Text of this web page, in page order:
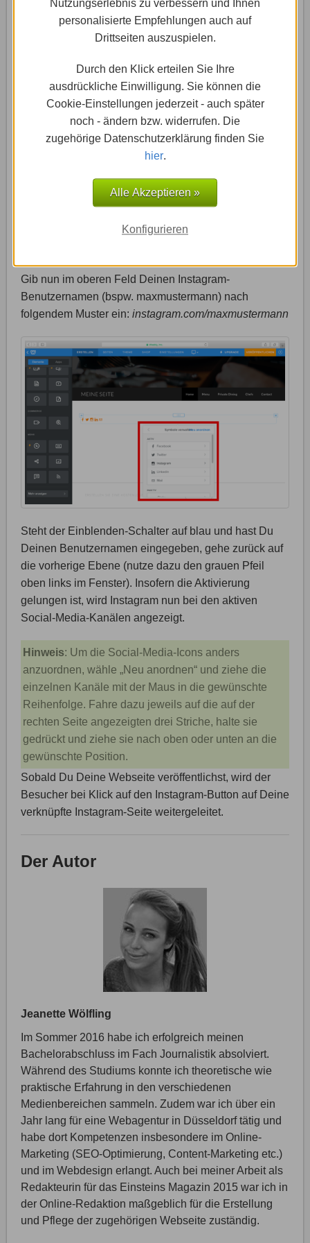
Nutzungserlebnis zu verbessern und Ihnen
personalisierte Empfehlungen auch auf
Drittseiten auszuspielen.
Durch den Klick erteilen Sie Ihre
ausdrückliche Einwilligung. Sie können die
Cookie-Einstellungen jederzeit - auch später
noch - ändern bzw. widerrufen. Die
zugehörige Datenschutzerklärung finden Sie
hier.
Alle Akzeptieren »
Konfigurieren
Die Aktivierung gelingt, indem Du bei „Einblenden“ auf
den dort angezeigten Schalter klickst – dieser sollte
daraufhin von der linken auf die rechte Seite springen
Gib nun im oberen Feld Deinen Instagram-
Benutzernamen (bspw. maxmustermann) nach
folgendem Muster ein: instagram.com/maxmustermann
Steht der Einblenden-Schalter auf blau und hast Du
Deinen Benutzernamen eingegeben, gehe zurück auf
die vorherige Ebene (nutze dazu den grauen Pfeil
oben links im Fenster). Insofern die Aktivierung
gelungen ist, wird Instagram nun bei den aktiven
Social-Media-Kanälen angezeigt.
Hinweis: Um die Social-Media-Icons anders
anzuordnen, wähle „Neu anordnen“ und ziehe die
einzelnen Kanäle mit der Maus in die gewünschte
Reihenfolge. Fahre dazu jeweils auf die auf der
rechten Seite angezeigten drei Striche, halte sie
gedrückt und ziehe sie nach oben oder unten an die
gewünschte Position.
Sobald Du Deine Webseite veröffentlichst, wird der
Besucher bei Klick auf den Instagram-Button auf Deine
verknüpfte Instagram-Seite weitergeleitet.
Der Autor
Jeanette Wölfling
Im Sommer 2016 habe ich erfolgreich meinen
Bachelorabschluss im Fach Journalistik absolviert.
Während des Studiums konnte ich theoretische wie
praktische Erfahrung in den verschiedenen
Medienbereichen sammeln. Zudem war ich über ein
Jahr lang für eine Webagentur in Düsseldorf tätig und
habe dort Kompetenzen insbesondere im Online-
Marketing (SEO-Optimierung, Content-Marketing etc.)
und im Webdesign erlangt. Auch bei meiner Arbeit als
Redakteurin für das Einsteins Magazin 2015 war ich in
der Online-Redaktion maßgeblich für die Erstellung
und Pflege der zugehörigen Webseite zuständig.